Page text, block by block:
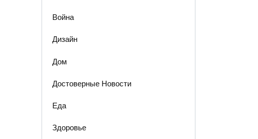
Война
Дизайн
Дом
Достоверные Новости
Еда
Здоровье